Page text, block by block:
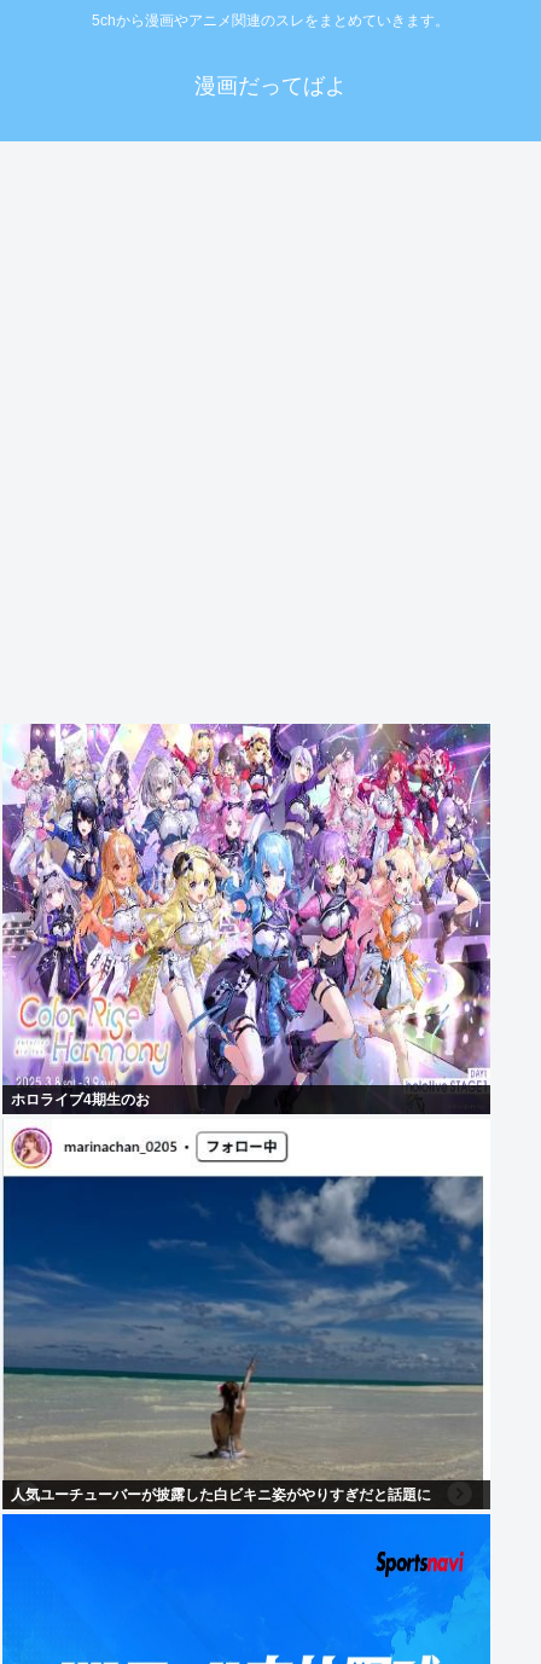
5chから漫画やアニメ関連のスレをまとめていきます。
漫画だってばよ
ホロライブ4期生のお
人気ユーチューバーが披露した白ビキニ姿がやりすぎだと話題に